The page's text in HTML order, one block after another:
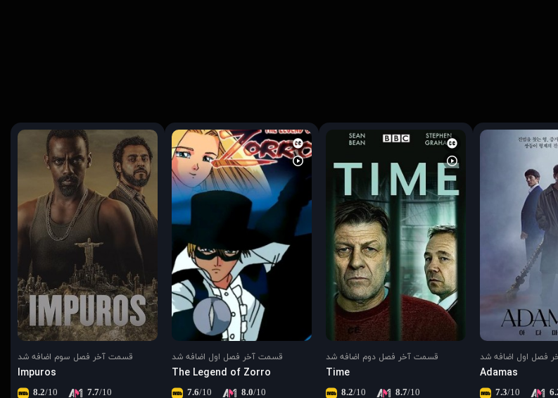
فصل اول اضافه شد
Adamas
7.3/10
قسمت آخر فصل دوم اضافه شد
Time
8.2/10 8.7/10
قسمت آخر فصل اول اضافه شد
The Legend of Zorro
7.6/10 8.0/10
قسمت آخر فصل سوم اضافه شد
Impuros
8.2/10 7.7/10